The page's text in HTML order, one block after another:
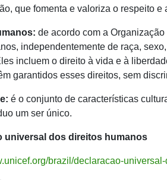
que fomenta e valoriza o respeito
de acordo com a
independentemente de raça,
incluem o direito à vida e à
garantidos esses direitos, sem
é o conjunto de características
um ser único.
universal dos direitos humanos
brazil/declaracao-